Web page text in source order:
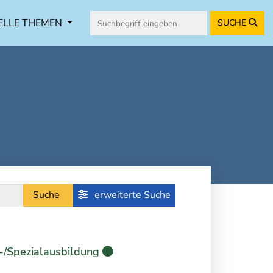
THEMEN SUCHE
Suche erweiterte Suche
Spezialausbildung